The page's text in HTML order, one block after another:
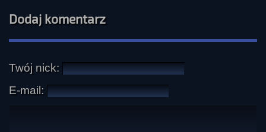
Dodaj komentarz
Twój nick:
E-mail: